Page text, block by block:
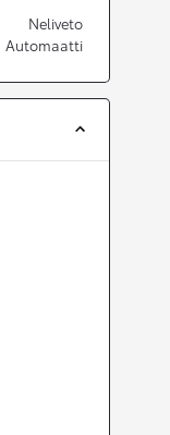
Neliveto
Automaatti